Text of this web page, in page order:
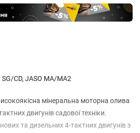
SG/CD, JASO MA/MA2
мінеральна моторна олива
двигунів садової техніки.
та дизельних 4-тактних двигунів з